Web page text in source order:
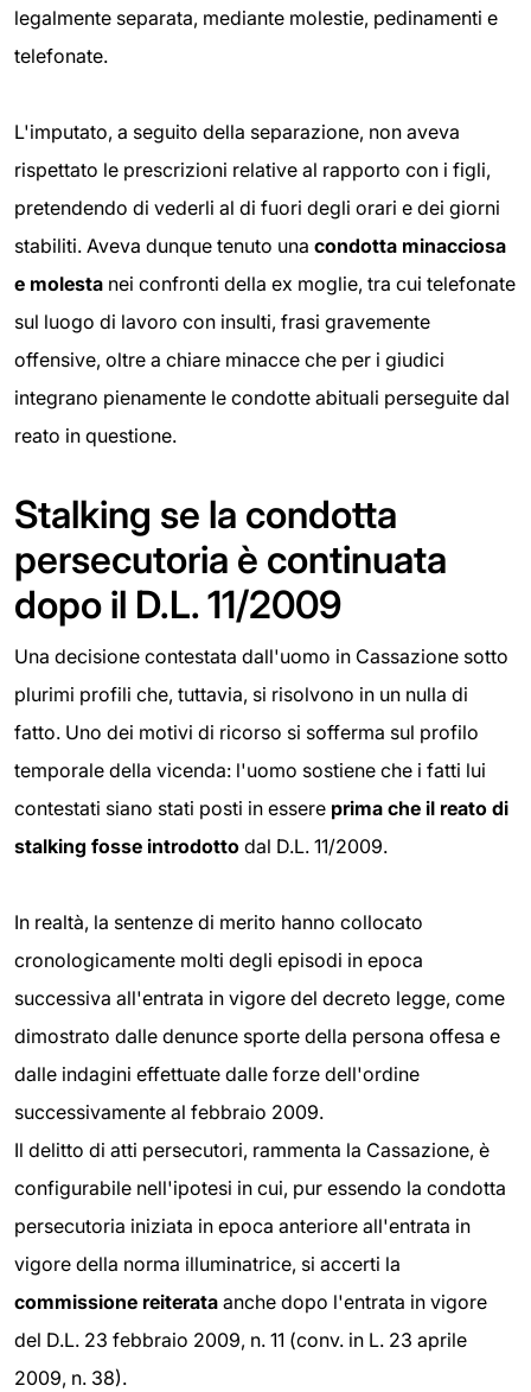
legalmente separata, mediante molestie, pedinamenti e
telefonate.
L'imputato, a seguito della separazione, non aveva
rispettato le prescrizioni relative al rapporto con i figli,
pretendendo di vederli al di fuori degli orari e dei giorni
stabiliti. Aveva dunque tenuto una condotta minacciosa
e molesta nei confronti della ex moglie, tra cui telefonate
sul luogo di lavoro con insulti, frasi gravemente
offensive, oltre a chiare minacce che per i giudici
integrano pienamente le condotte abituali perseguite dal
reato in questione.
Stalking se la condotta
persecutoria è continuata
dopo il D.L. 11/2009
Una decisione contestata dall'uomo in Cassazione sotto
plurimi profili che, tuttavia, si risolvono in un nulla di
fatto. Uno dei motivi di ricorso si sofferma sul profilo
temporale della vicenda: l'uomo sostiene che i fatti lui
contestati siano stati posti in essere prima che il reato di
stalking fosse introdotto dal D.L. 11/2009.
In realtà, la sentenze di merito hanno collocato
cronologicamente molti degli episodi in epoca
successiva all'entrata in vigore del decreto legge, come
dimostrato dalle denunce sporte della persona offesa e
dalle indagini effettuate dalle forze dell'ordine
successivamente al febbraio 2009.
Il delitto di atti persecutori, rammenta la Cassazione, è
configurabile nell'ipotesi in cui, pur essendo la condotta
persecutoria iniziata in epoca anteriore all'entrata in
vigore della norma illuminatrice, si accerti la
commissione reiterata anche dopo l'entrata in vigore
del D.L. 23 febbraio 2009, n. 11 (conv. in L. 23 aprile
2009, n. 38).